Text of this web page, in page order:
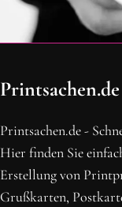
OH
BLEIBE
Erhalte die
Printsachen.de
Printsachen.de -
Hier finden Sie
Erstellung von
Grußkarten,